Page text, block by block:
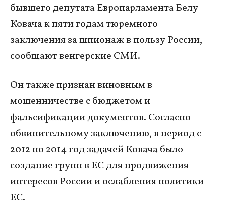
бывшего депутата Европарламента Белу
Ковача к пяти годам тюремного
заключения за шпионаж в пользу России,
сообщают венгерские СМИ.
Он также признан виновным в
мошенничестве с бюджетом и
фальсификации документов. Согласно
обвинительному заключению, в период с
2012 по 2014 год задачей Ковача было
создание групп в ЕС для продвижения
интересов России и ослабления политики
ЕС.